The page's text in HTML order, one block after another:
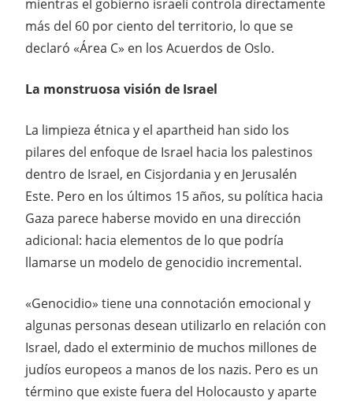
mientras el gobierno israelí controla directamente
más del 60 por ciento del territorio, lo que se
declaró «Área C» en los Acuerdos de Oslo.
La monstruosa visión de Israel
La limpieza étnica y el apartheid han sido los
pilares del enfoque de Israel hacia los palestinos
dentro de Israel, en Cisjordania y en Jerusalén
Este. Pero en los últimos 15 años, su política hacia
Gaza parece haberse movido en una dirección
adicional: hacia elementos de lo que podría
llamarse un modelo de genocidio incremental.
«Genocidio» tiene una connotación emocional y
algunas personas desean utilizarlo en relación con
Israel, dado el exterminio de muchos millones de
judíos europeos a manos de los nazis. Pero es un
término que existe fuera del Holocausto y aparte